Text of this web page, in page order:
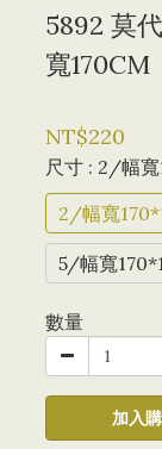
5892 莫
寬170CM
NT$220
尺寸 : 2/幅寬
2/幅寬
5/幅寬
數量
加入